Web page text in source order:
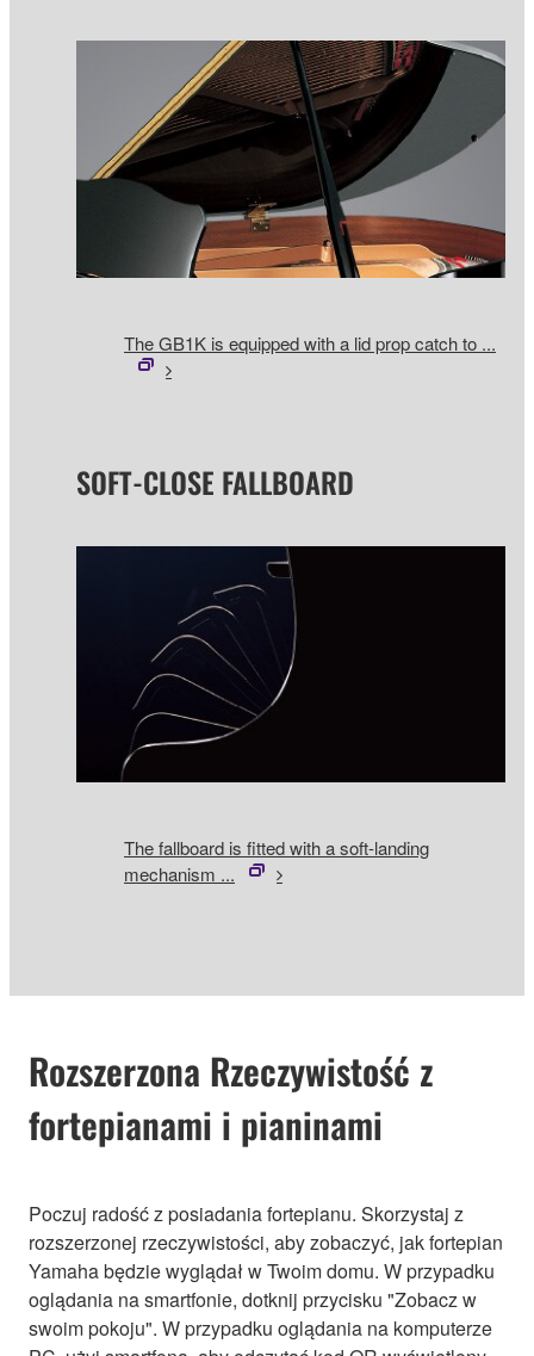
The GB1K is equipped with a lid prop catch to ...
SOFT-CLOSE FALLBOARD
The fallboard is fitted with a soft-landing
mechanism ...
Rozszerzona Rzeczywistość z
fortepianami i pianinami
Poczuj radość z posiadania fortepianu. Skorzystaj z
rozszerzonej rzeczywistości, aby zobaczyć, jak fortepian
Yamaha będzie wyglądał w Twoim domu. W przypadku
oglądania na smartfonie, dotknij przycisku "Zobacz w
swoim pokoju". W przypadku oglądania na komputerze